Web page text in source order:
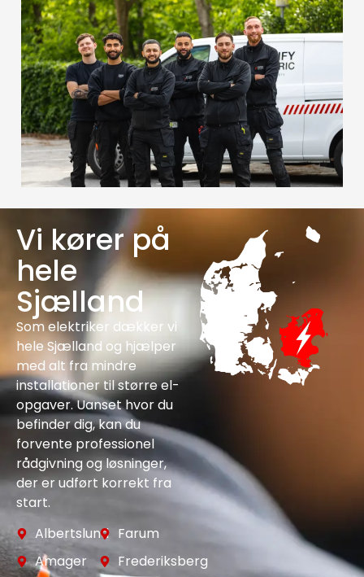
Vi kører på
hele
Sjælland
Som elektriker dækker vi
hele Sjælland og hjælper
med alt fra mindre
installationer til større el-
opgaver. Uanset hvor du
befinder dig, kan du
forvente professionel
rådgivning og løsninger,
der er udført korrekt fra
start.
Albertslund
Amager
Farum
Frederiksberg